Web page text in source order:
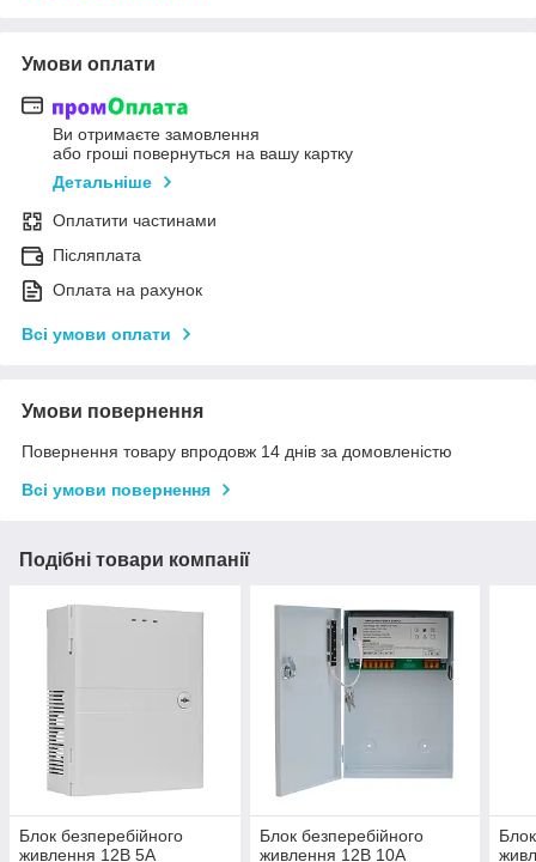
Умови оплати
Ви отримаєте замовлення
або гроші повернуться на вашу картку
Детальніше
Оплатити частинами
Післяплата
Оплата на рахунок
Всі умови оплати
Умови повернення
Повернення товару впродовж 14 днів за домовленістю
Всі умови повернення
Подібні товари компанії
Блок безперебійного
живлення 12В 5А
Блок безперебійного
живлення 12В 10А